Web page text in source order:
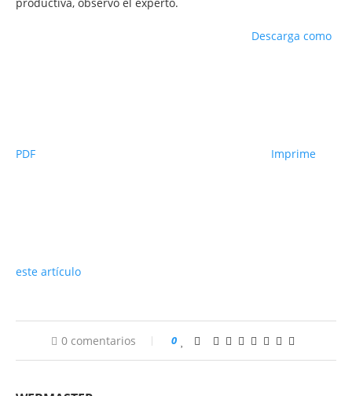
Descarga como
PDF Imprime
este artículo
0 comentarios 0